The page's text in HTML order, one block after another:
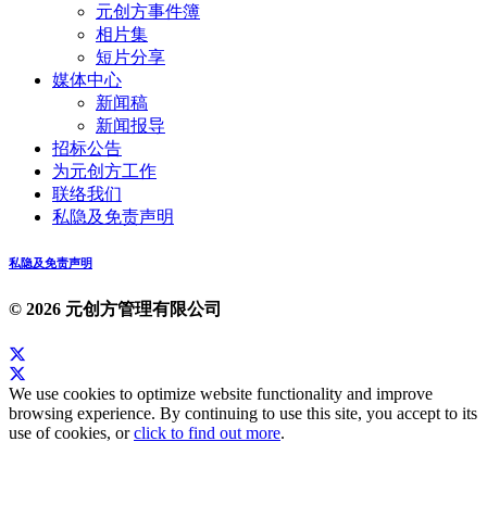
元创方事件簿
相片集
短片分享
媒体中心
新闻稿
新闻报导
招标公告
为元创方工作
联络我们
私隐及免责声明
私隐及免责声明
© 2026 元创方管理有限公司
We use cookies to optimize website functionality and improve
browsing experience. By continuing to use this site, you accept to its
use of cookies, orclick to find out more.